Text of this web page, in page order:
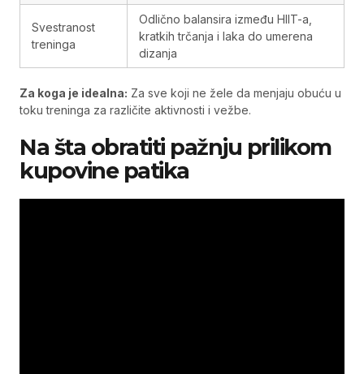
Svestranost
treninga
Odlično balansira između HIIT-a,
kratkih trčanja i laka do umerena
dizanja
Za koga je idealna: Za sve koji ne žele da menjaju obuću u
toku treninga za različite aktivnosti i vežbe.
Na šta obratiti pažnju prilikom
kupovine patika